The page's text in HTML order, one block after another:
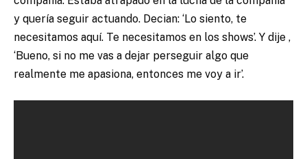
y quería seguir actuando. Decian: ‘Lo siento, te
necesitamos aquí. Te necesitamos en los shows’. Y dije ,
‘Bueno, si no me vas a dejar perseguir algo que
realmente me apasiona, entonces me voy a ir’.